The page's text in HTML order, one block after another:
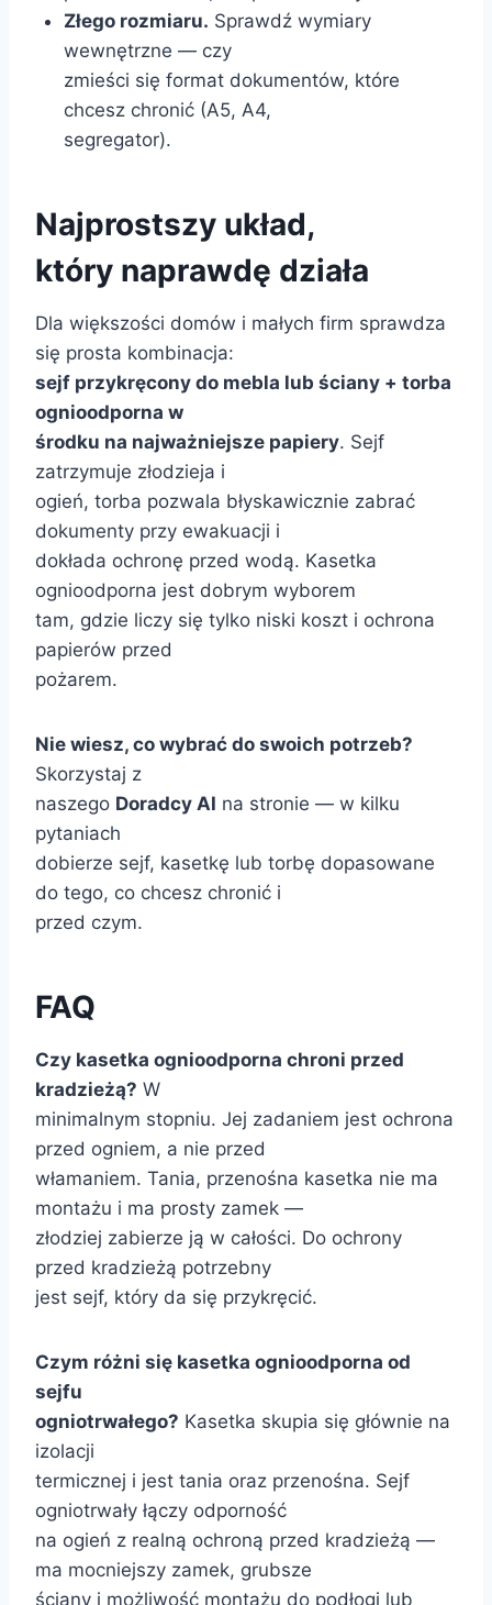
Złego rozmiaru. Sprawdź wymiary
wewnętrzne — czy
zmieści się format dokumentów, które
chcesz chronić (A5, A4,
segregator).
Najprostszy układ,
który naprawdę działa
Dla większości domów i małych firm sprawdza
się prosta kombinacja:
sejf przykręcony do mebla lub ściany + torba
ognioodporna w
środku na najważniejsze papiery. Sejf
zatrzymuje złodzieja i
ogień, torba pozwala błyskawicznie zabrać
dokumenty przy ewakuacji i
dokłada ochronę przed wodą. Kasetka
ognioodporna jest dobrym wyborem
tam, gdzie liczy się tylko niski koszt i ochrona
papierów przed
pożarem.
Nie wiesz, co wybrać do swoich potrzeb?
Skorzystaj z
naszego Doradcy AI na stronie — w kilku
pytaniach
dobierze sejf, kasetkę lub torbę dopasowane
do tego, co chcesz chronić i
przed czym.
FAQ
Czy kasetka ognioodporna chroni przed
kradzieżą? W
minimalnym stopniu. Jej zadaniem jest ochrona
przed ogniem, a nie przed
włamaniem. Tania, przenośna kasetka nie ma
montażu i ma prosty zamek —
złodziej zabierze ją w całości. Do ochrony
przed kradzieżą potrzebny
jest sejf, który da się przykręcić.
Czym różni się kasetka ognioodporna od
sejfu
ogniotrwałego? Kasetka skupia się głównie na
izolacji
termicznej i jest tania oraz przenośna. Sejf
ogniotrwały łączy odporność
na ogień z realną ochroną przed kradzieżą —
ma mocniejszy zamek, grubsze
ściany i możliwość montażu do podłogi lub